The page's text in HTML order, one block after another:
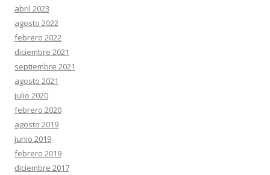
abril 2023
agosto 2022
febrero 2022
diciembre 2021
septiembre 2021
agosto 2021
julio 2020
febrero 2020
agosto 2019
junio 2019
febrero 2019
diciembre 2017